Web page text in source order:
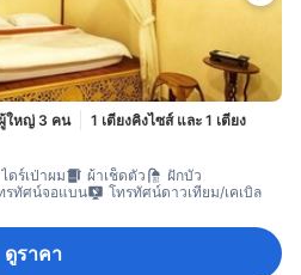
ใหญ่ 3 คน
1 เตียงคิงไซส์ และ 1 เตียง
ไดร์เป่าผม ผ้าเช็ดตัว
ฝักบัว
รทัศน์จอแบน
โทรทัศน์ดาวเทียม/เคเบิล
ดูราคา